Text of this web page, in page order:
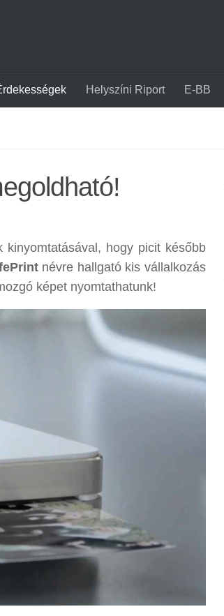
Helyszíni Riport E-BB
hogy picit később
névre hallgató kis vállalkozás
képet nyomtathatunk!